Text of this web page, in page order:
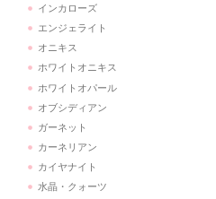
インカローズ
エンジェライト
オニキス
ホワイトオニキス
ホワイトオパール
オブシディアン
ガーネット
カーネリアン
カイヤナイト
水晶・クォーツ